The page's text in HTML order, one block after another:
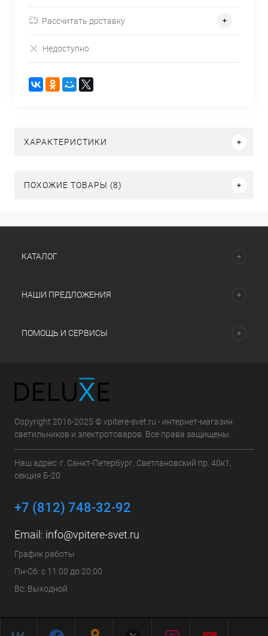
Рассчитать доставку
Недоступно
ХАРАКТЕРИСТИКИ
ПОХОЖИЕ ТОВАРЫ (8)
КАТАЛОГ
НАШИ ПРЕДЛОЖЕНИЯ
ПОМОЩЬ И СЕРВИСЫ
Copyright 2016-2025 © vpitere-svet.ru - интернет-магазин
светильников и электротоваров. Все права защищены.
Наш адрес: г. Санкт-Петербург, Светлановский пр. 40к1,
секция Б-20
+7 (812) 748-32-92
Email: info@vpitere-svet.ru
График работы
Пн-Сб: с 11:00 до 20:00
Вс: Выходной